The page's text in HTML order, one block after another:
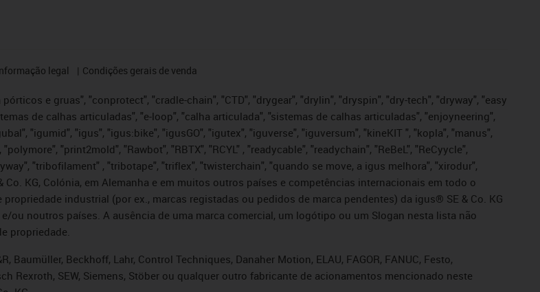
legal Condições gerais de venda
e gruas", "conprotect", "cradle-chain", "CTD", "drygear", "drylin", "dryspin", "dry-tech", "dryway", "easy
de calhas articuladas", "e-loop", "calha articulada", "sistemas de calhas articuladas", "enjoyneering",
"igumid", "igus", "igus:bike", "igusGO", "igutex", "iguverse", "iguversum", "kineKIT ", "kopla", "manus",
"print2mold", "Rawbot", "RBTX", "RCYL" , "readycable", "readychain", "ReBeL", "ReCyycle",
"tribofilament" , "tribotape", "triflex", "twisterchain", "quando se move, a igus melhora", "xirodur",
KG, Colónia, em Alemanha e em muitos outros países e competências internacionais em todo o
industrial (por ex., marcas registadas ou pedidos de marca pendentes) da igus® SE & Co. KG
ou noutros países. A ausência de uma marca comercial, um logótipo ou um Slogan nesta lista não
propriedade.
Beckhoff, Lahr, Control Techniques, Danaher Motion, ELAU, FAGOR, FANUC, Festo,
Rexroth, SEW, Siemens, Stöber ou qualquer outro fabricante de acionamentos mencionado neste